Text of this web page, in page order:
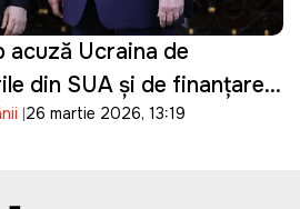
acuză Ucraina de
din SUA și de finanțarea
26 martie 2026, 13:19